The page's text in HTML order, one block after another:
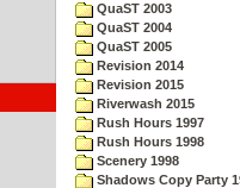
QuaST 2003
QuaST 2004
QuaST 2005
Revision 2014
Revision 2015
Riverwash 2015
Rush Hours 1997
Rush Hours 1998
Scenery 1998
Shadows Copy Party